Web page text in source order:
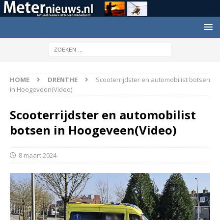
HOME DRENTHE
Scooterrijdster en automobilist botsen
in Hoogeveen(Video)
Scooterrijdster en automobilist
botsen in Hoogeveen(Video)
8 maart 2024